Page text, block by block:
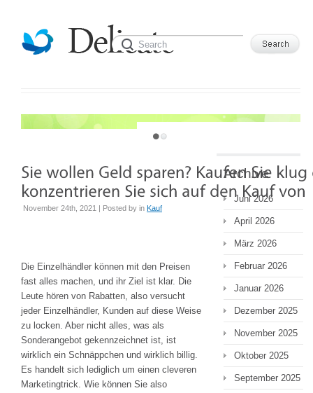
JUST ANOTHER WORDPRESS SITE
November 24th, 2021 | Posted by in Kauf
Die Einzelhändler können mit den Preisen
fast alles machen, und ihr Ziel ist klar. Die
Leute hören von Rabatten, also versucht
jeder Einzelhändler, Kunden auf diese Weise
zu locken. Aber nicht alles, was als
Sonderangebot gekennzeichnet ist, ist
wirklich ein Schnäppchen und wirklich billig.
Es handelt sich lediglich um einen cleveren
Marketingtrick. Wie können Sie also
Archive
Juni 2026
April 2026
März 2026
Februar 2026
Januar 2026
Dezember 2025
November 2025
Oktober 2025
September 2025